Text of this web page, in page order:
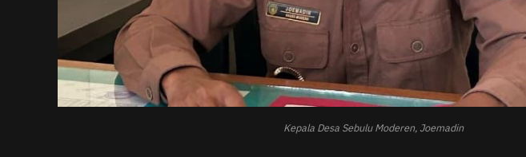
Kepala Desa Sebulu Moderen, Joemadin